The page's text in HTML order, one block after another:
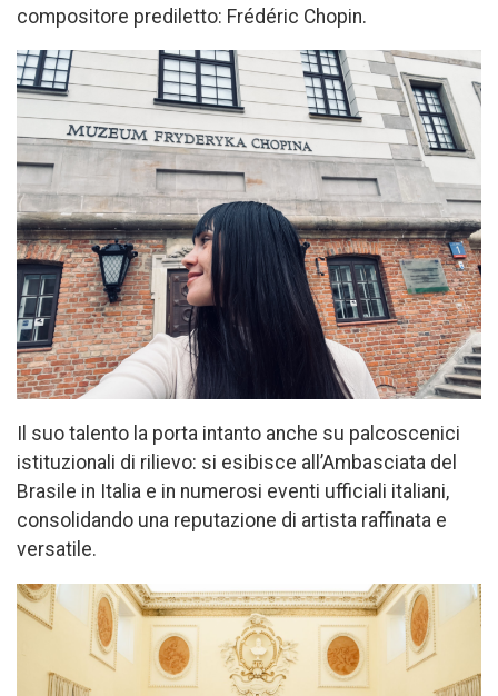
compositore prediletto: Frédéric Chopin.
Il suo talento la porta intanto anche su palcoscenici
istituzionali di rilievo: si esibisce all’Ambasciata del
Brasile in Italia e in numerosi eventi ufficiali italiani,
consolidando una reputazione di artista raffinata e
versatile.